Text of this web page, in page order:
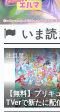
ピッ
電ファミのい
アプリセール
インタビュー
いま
注目度
【無料】プリ
TVerで新たに配